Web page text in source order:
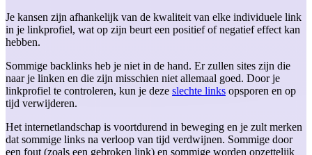
Je kansen zijn afhankelijk van de kwaliteit van elke individuele link
in je linkprofiel, wat op zijn beurt een positief of negatief effect kan
hebben.
Sommige backlinks heb je niet in de hand. Er zullen sites zijn die
naar je linken en die zijn misschien niet allemaal goed. Door je
linkprofiel te controleren, kun je deze slechte links opsporen en op
tijd verwijderen.
Het internetlandschap is voortdurend in beweging en je zult merken
dat sommige links na verloop van tijd verdwijnen. Sommige door
een fout (zoals een gebroken link) en sommige worden opzettelijk